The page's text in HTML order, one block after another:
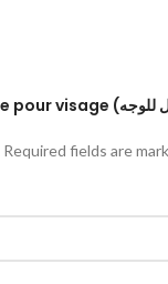
Required fields are